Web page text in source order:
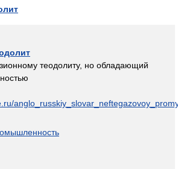
теодолиту, но обладающий